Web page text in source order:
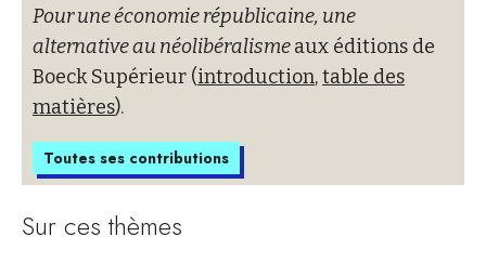
Pour une économie républicaine, une
alternative au néolibéralismeaux éditions de
Boeck Supérieur (introduction,table des
matières).
Toutes ses contributions
Sur ces thèmes